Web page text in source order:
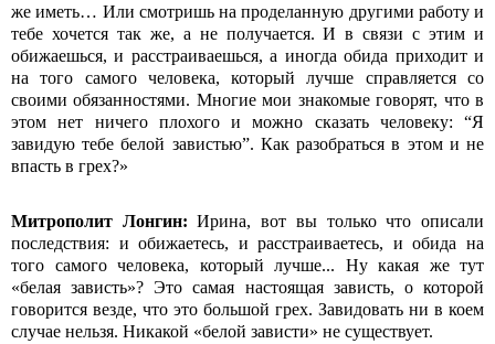
же иметь… Или смотришь на проделанную другими работу и
тебе хочется так же, а не получается. И в связи с этим и
обижаешься, и расстраиваешься, а иногда обида приходит и
на того самого человека, который лучше справляется со
своими обязанностями. Многие мои знакомые говорят, что в
этом нет ничего плохого и можно сказать человеку: “Я
завидую тебе белой завистью”. Как разобраться в этом и не
впасть в грех?»
Митрополит Лонгин:Ирина, вот вы только что описали
последствия: и обижаетесь, и расстраиваетесь, и обида на
того самого человека, который лучше... Ну какая же тут
«белая зависть»? Это самая настоящая зависть, о которой
говорится везде, что это большой грех. Завидовать ни в коем
случае нельзя. Никакой «белой зависти» не существует.